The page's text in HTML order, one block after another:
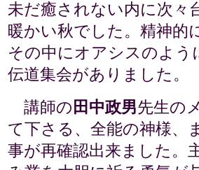
未だ癒されない内に次々
暖かい秋でした。精神的
その中にオアシスのよう
伝道集会がありました。
講師の 田中政男先生の
て下さる、全能の神様、
事が再確認出来ました。